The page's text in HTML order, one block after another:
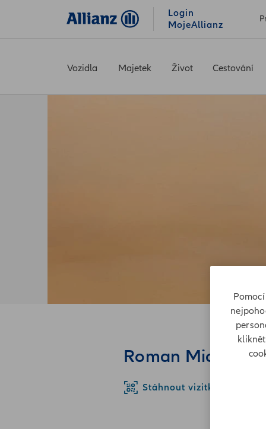
Login
MojeAllianz
Vozidla Majetek Život Cestování
Roman Michna
Stáhnout vizitku